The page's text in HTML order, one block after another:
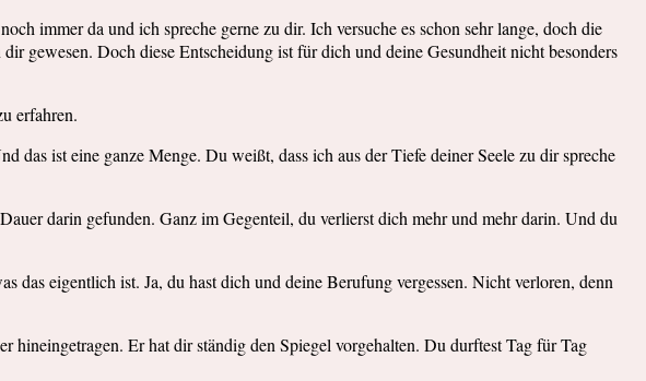
immer da und ich spreche gerne zu dir. Ich versuche es schon sehr lange, doch die
gewesen. Doch diese Entscheidung ist für dich und deine Gesundheit nicht besonders
erfahren.
das ist eine ganze Menge. Du weißt, dass ich aus der Tiefe deiner Seele zu dir spreche
darin gefunden. Ganz im Gegenteil, du verlierst dich mehr und mehr darin. Und du
eigentlich ist. Ja, du hast dich und deine Berufung vergessen. Nicht verloren, denn
Er hat dir ständig den Spiegel vorgehalten. Du durftest Tag für Tag